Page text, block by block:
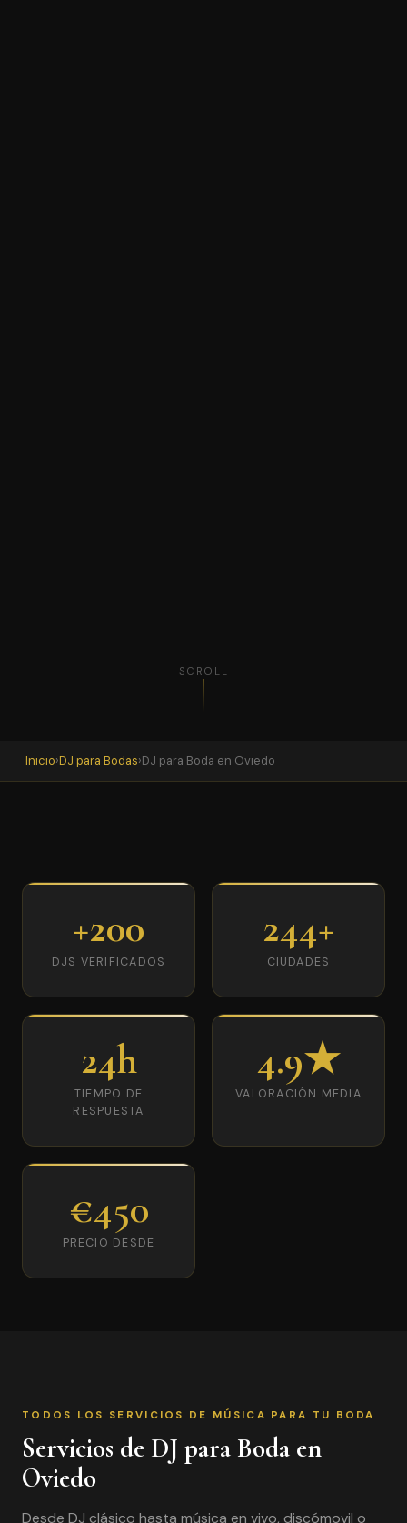
SCROLL
Inicio›DJ para Bodas›DJ para Boda en Oviedo
+200
DJS VERIFICADOS
244+
CIUDADES
24h
TIEMPO DE
RESPUESTA
4.9★
VALORACIÓN MEDIA
€450
PRECIO DESDE
TODOS LOS SERVICIOS DE MÚSICA PARA TU BODA
Servicios de DJ para Boda en
Oviedo
Desde DJ clásico hasta música en vivo, discómovil o